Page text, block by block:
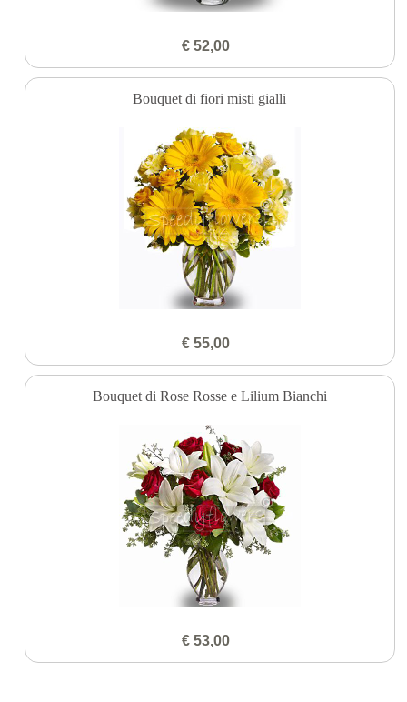
€ 52,00
Bouquet di fiori misti gialli
€ 55,00
Bouquet di Rose Rosse e Lilium Bianchi
€ 53,00